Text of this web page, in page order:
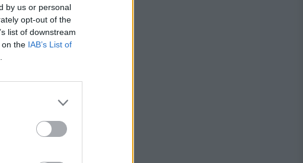
by us or personal
opt-out of the
list of downstream
on the IAB’s List of